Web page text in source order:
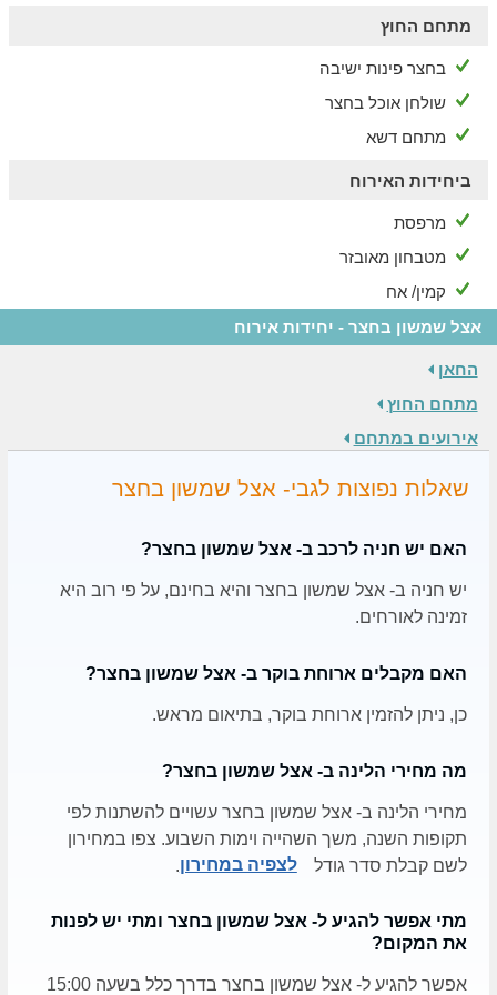
שמשון בבחצר"
ציפורי כגון: טיולי אופניים, רנג'רים מפגש אוטנטי עם אומנות בדואית
מסורתית, טקס קפה בדואי, ארוחה בדואית ועוד.
מתחם החוץ
בחצר פינות ישיבה
שולחן אוכל בחצר
מתחם דשא
ביחידות האירוח
מרפסת
מטבחון מאובזר
קמין/ אח
אצל שמשון בחצר - יחידות אירוח
החאן
מתחם החוץ
אירועים במתחם
שאלות נפוצות לגבי- אצל שמשון בחצר
האם יש חניה לרכב ב- אצל שמשון בחצר?
יש חניה ב- אצל שמשון בחצר והיא בחינם, על פי רוב היא
זמינה לאורחים.
האם מקבלים ארוחת בוקר ב- אצל שמשון בחצר?
כן, ניתן להזמין ארוחת בוקר, בתיאום מראש.
מה מחירי הלינה ב- אצל שמשון בחצר?
מחירי הלינה ב- אצל שמשון בחצר עשויים להשתנות לפי
תקופות השנה, משך השהייה וימות השבוע. צפו במחירון
לשם קבלת סדר גודל
לצפיה במחירון.
מתי אפשר להגיע ל- אצל שמשון בחצר ומתי יש לפנות
את המקום?
אפשר להגיע ל- אצל שמשון בחצר בדרך כלל בשעה 15:00